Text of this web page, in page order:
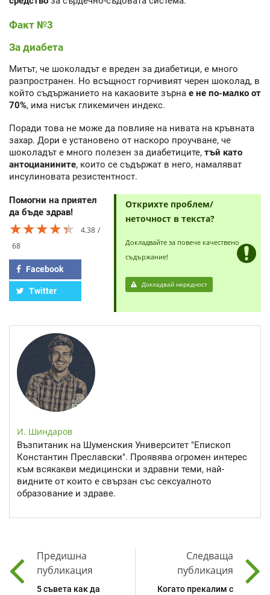
Факт №3
За диабета
Митът, че шоколадът е вреден за диабетици, е много
разпространен. Но всъщност горчивият черен шоколад, в
който съдържанието на какаовите зърна е не по-малко от
70%, има нисък гликемичен индекс.
Поради това не може да повлияе на нивата на кръвната
захар. Дори е установено от наскоро проучване, че
шоколадът е много полезен за диабетиците, тъй като
антоцианините, които се съдържат в него, намаляват
инсулиновата резистентност.
Помогни на приятел
да бъде здрав!
★★★★★
★★★★★
★★★★★
4.38
68
Facebook
Twitter
Открихте проблем/
неточност в текста?
Докладвайте за повече качествено
съдържание!
Докладвай нередност
И. Шиндаров
Възпитаник на Шуменския Университет "Епископ
Константин Преславски". Проявява огромен интерес
към всякакви медицински и здравни теми, най-
видните от които е свързан със сексуалното
образование и здраве.
Предишна
публикация
5 съвета как да
Следваща
публикация
Когато прекалим с